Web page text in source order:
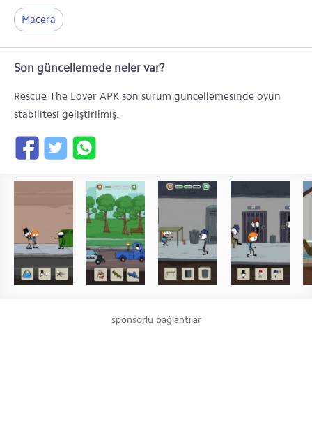
Macera
Son güncellemede neler var?
Rescue The Lover APK son sürüm güncellemesinde oyun
stabilitesi geliştirilmiş.
sponsorlu bağlantılar